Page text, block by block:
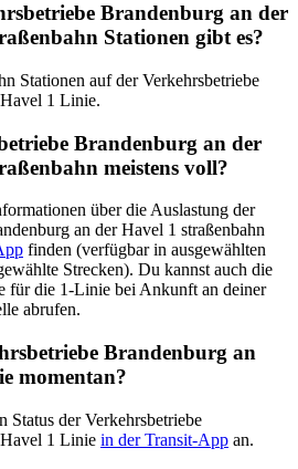
Brandenburg an der
Stationen gibt es?
Stationen auf der Verkehrsbetriebe
1 Linie.
Brandenburg an der
meistens voll?
über die Auslastung der
an der Havel 1 straßenbahn
finden (verfügbar in ausgewählten
Strecken). Du kannst auch die
für die 1-Linie bei Ankunft an deiner
abrufen.
Brandenburg an
momentan?
Status der Verkehrsbetriebe
1 Linie in der Transit-App an.